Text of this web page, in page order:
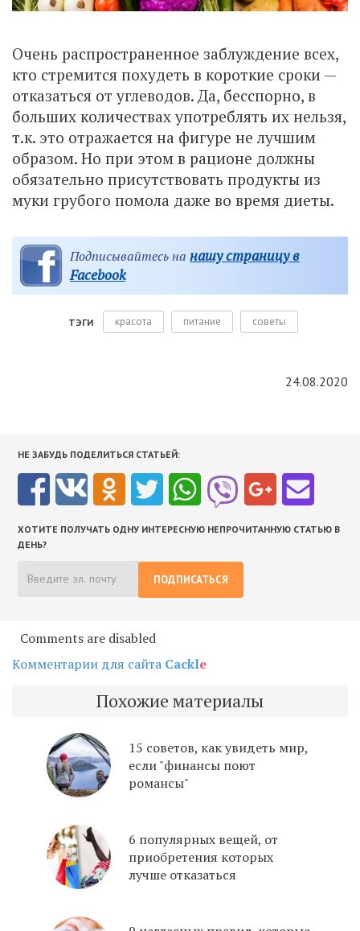
Очень распространенное заблуждение всех,
кто стремится похудеть в короткие сроки —
отказаться от углеводов. Да, бесспорно, в
больших количествах употреблять их нельзя,
т.к. это отражается на фигуре не лучшим
образом. Но при этом в рационе должны
обязательно присутствовать продукты из
муки грубого помола даже во время диеты.
Подписывайтесь на нашу страницу в
Facebook
ТЭГИ красота питание советы
24.08.2020
НЕ ЗАБУДЬ ПОДЕЛИТЬСЯ СТАТЬЕЙ:
ХОТИТЕ ПОЛУЧАТЬ ОДНУ ИНТЕРЕСНУЮ НЕПРОЧИТАННУЮ СТАТЬЮ В
ДЕНЬ?
ПОДПИСАТЬСЯ
Comments are disabled
Комментарии для сайта Cackle
Похожие материалы
15 советов, как увидеть мир,
если "финансы поют
романсы"
6 популярных вещей, от
приобретения которых
лучше отказаться